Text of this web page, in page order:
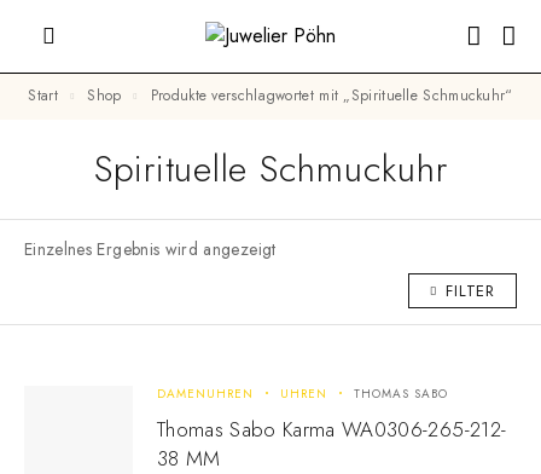
Start Shop Produkte verschlagwortet mit „Spirituelle Schmuckuhr“
Spirituelle Schmuckuhr
Einzelnes Ergebnis wird angezeigt
FILTER
DAMENUHREN UHREN THOMAS SABO
Thomas Sabo Karma WA0306-265-212-
38 MM